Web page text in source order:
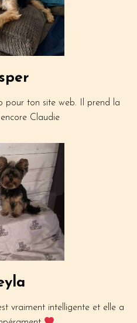
pour ton site web. Il prend la
Claudie
vraiment intelligente et elle a